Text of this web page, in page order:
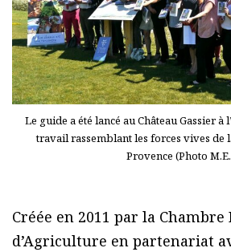
Le guide a été lancé au Château Gassier à
travail rassemblant les forces vives de
Provence (Photo
Créée en 2011 par la Chambre
d’Agriculture en partenariat